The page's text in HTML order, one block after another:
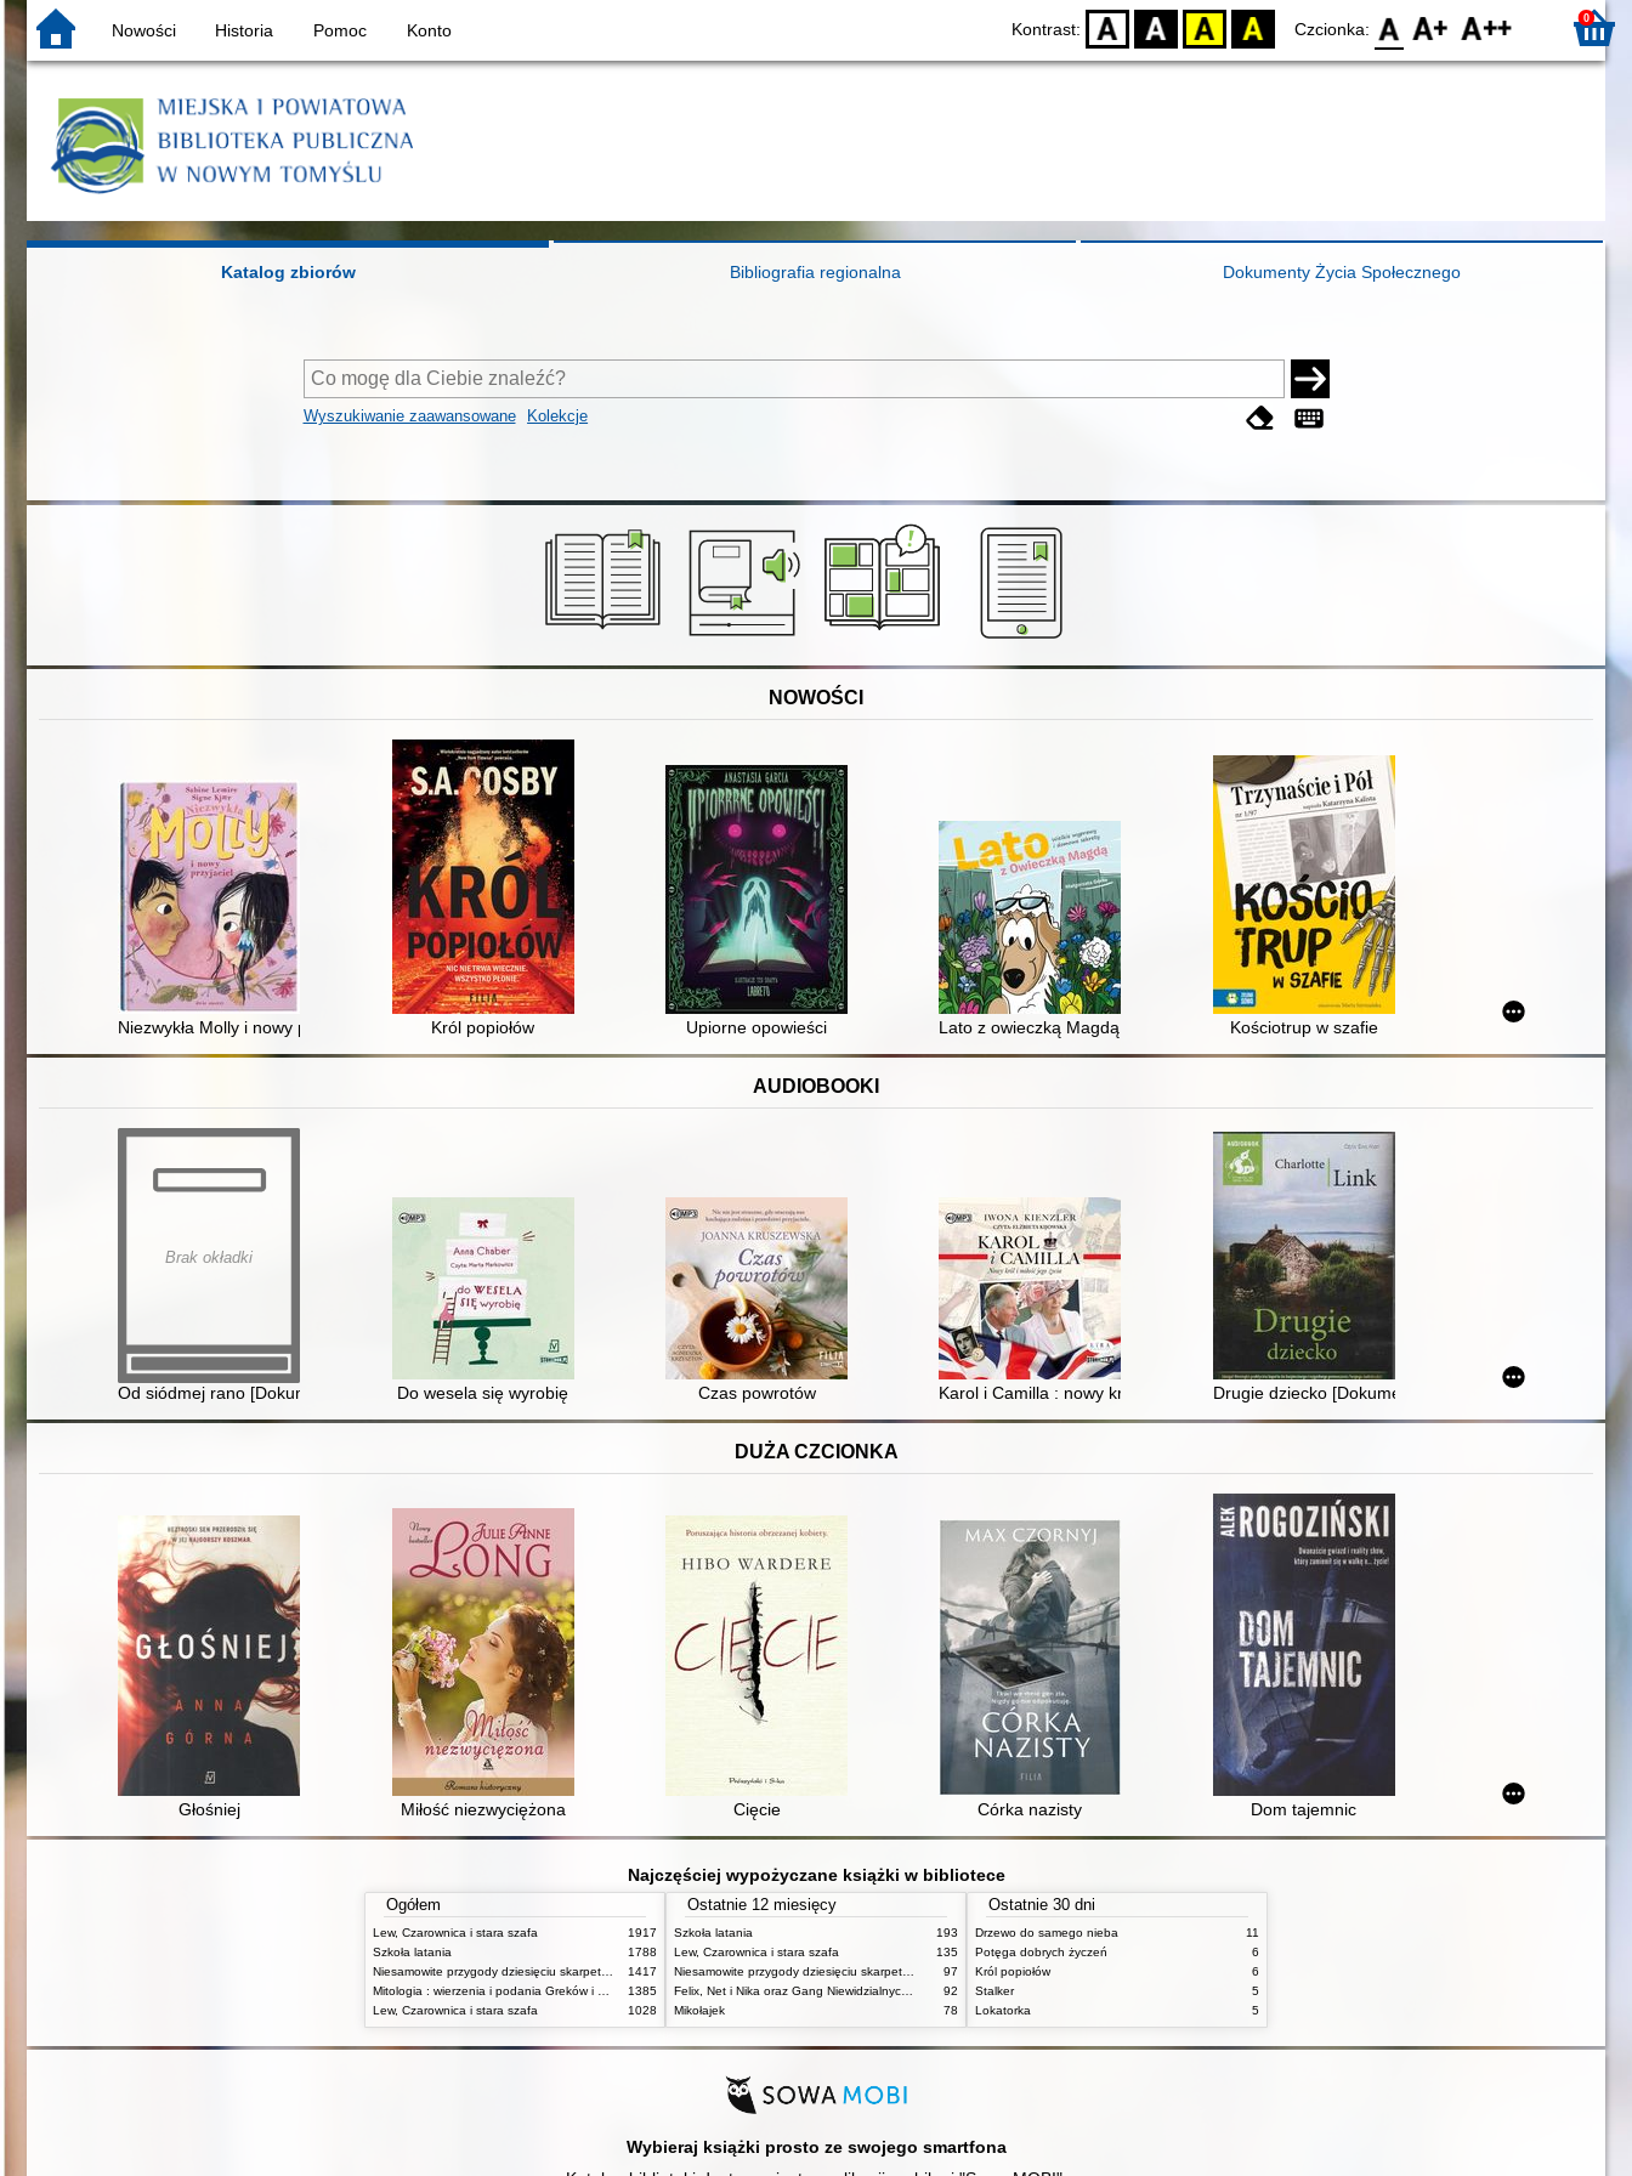
Nowości Historia Pomoc Konto Kontrast: D BW YB BY Czcionka: F0 F1 F2 0
Katalog zbiorów Bibliografia regionalna Dokumenty Życia Społecznego
Wyszukiwanie zaawansowane Kolekcje
NOWOŚCI
Niezwykła Molly i nowy przyjaciel Król popiołów Upiorne opowieści Lato z owieczką Magdą : wielkie wyprawy i domowe sekrety
Kościotrup w szafie
AUDIOBOOKI
Brak okładki
Od siódmej rano [Dokument dźwiękowy]Do wesela się wyrobię Czas powrotów Karol i Camilla : nowy król i miłość jego życiaDrugie dziecko [Dokument dźwiękowy]
DUŻA CZCIONKA
Głośniej Miłość niezwyciężona Cięcie Córka nazisty Dom tajemnic
Najczęściej wypożyczane książki w bibliotece
Ogółem
Lew, Czarownica i stara szafa
1917
Szkoła latania
1788
1417
1385
Lew, Czarownica i stara szafa
1028
Ostatnie 12 miesięcy
Szkoła latania
193
Lew, Czarownica i stara szafa
135
97
92
Mikołajek
78
Ostatnie 30 dni
Drzewo do samego nieba
11
Potęga dobrych życzeń
6
Król popiołów
6
Stalker
5
Lokatorka
5
Wybieraj książki prosto ze swojego smartfona